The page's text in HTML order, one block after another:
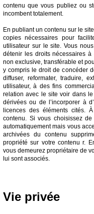
contenu que vous publiez ou
incombent totalement.
En publiant un contenu sur le
copies nécessaires pour
utilisateur sur le site. Vous
détenir les droits nécessaires à
non exclusive, transférable et
y compris le droit de concéder
diffuser, reformater, traduire,
utilisateur, à des fins
relation avec le site voir dans
dérivées ou de l’incorporer à
licences des éléments cités.
contenu. Si vous choisissez
automatiquement mais vous
archivées du contenu
propriété sur votre contenu r.
vous demeurez propriétaire de
lui sont associés.
Vie privée